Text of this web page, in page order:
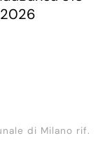
di Milano rif.